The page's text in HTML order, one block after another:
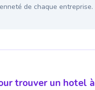
de chaque entreprise.
trouver un hotel à